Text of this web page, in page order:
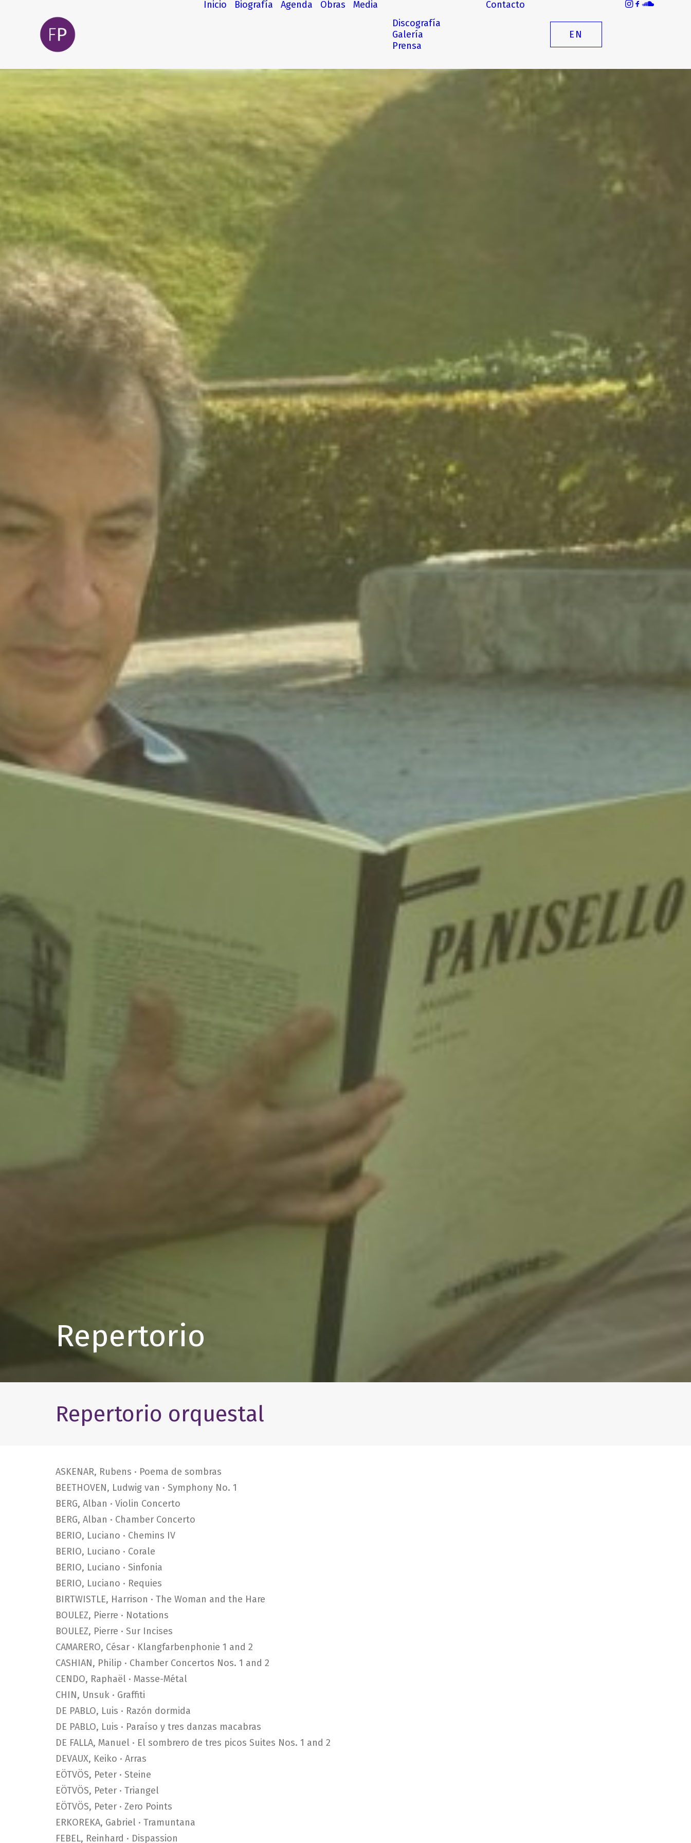
Inicio Biografía Agenda Obras
Media
Discografía
Galería
Prensa
Contacto
EN
Repertorio
Repertorio orquestal
ASKENAR, Rubens · Poema de sombras
BEETHOVEN, Ludwig van · Symphony No. 1
BERG, Alban · Violin Concerto
BERG, Alban · Chamber Concerto
BERIO, Luciano · Chemins IV
BERIO, Luciano · Corale
BERIO, Luciano · Sinfonia
BERIO, Luciano · Requies
BIRTWISTLE, Harrison · The Woman and the Hare
BOULEZ, Pierre · Notations
BOULEZ, Pierre · Sur Incises
CAMARERO, César · Klangfarbenphonie 1 and 2
CASHIAN, Philip · Chamber Concertos Nos. 1 and 2
CENDO, Raphaël · Masse-Métal
CHIN, Unsuk · Graffiti
DE PABLO, Luis · Razón dormida
DE PABLO, Luis · Paraíso y tres danzas macabras
DE FALLA, Manuel · El sombrero de tres picos Suites Nos. 1 and 2
DEVAUX, Keiko · Arras
EÖTVÖS, Peter · Steine
EÖTVÖS, Peter · Triangel
EÖTVÖS, Peter · Zero Points
ERKOREKA, Gabriel · Tramuntana
FEBEL, Reinhard · Dispassion